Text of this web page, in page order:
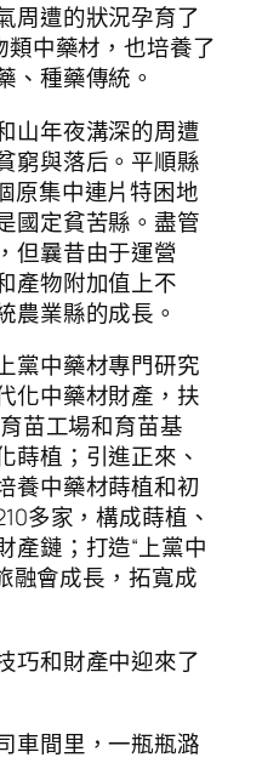
周遭的狀況孕育了
中藥材，也培養了
、種藥傳統。
山年夜溝深的周遭
窮與落后。平順縣
原集中連片特困地
國定貧苦縣。盡管
但曩昔由于運營
產物附加值上不
農業縣的成長。
黨中藥材專門研究
化中藥材財產，扶
苗工場和育苗基
蒔植；引進正來、
養中藥材蒔植和初
多家，構成蒔植、
產鏈；打造“上黨中
融會成長，拓寬成
巧和財產中迎來了
車間里，一瓶瓶潞